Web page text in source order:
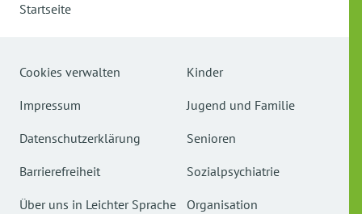
Startseite
Cookies verwalten
Impressum
Datenschutzerklärung
Barrierefreiheit
Über uns in Leichter Sprache
Kinder
Jugend und Familie
Senioren
Sozialpsychiatrie
Organisation